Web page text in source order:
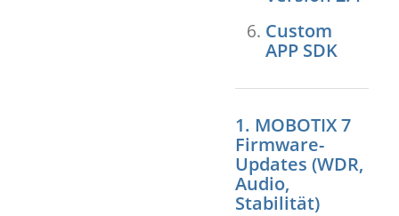
Custom
APP SDK
1. MOBOTIX 7
Firmware-
Updates (WDR,
Audio,
Stabilität)